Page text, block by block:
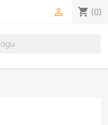
shopping_cart (0)
